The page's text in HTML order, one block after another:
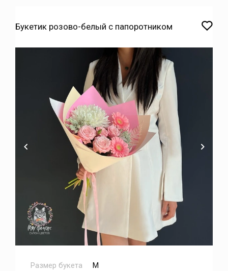
Букетик розово-белый с папоротником
Размер букета M